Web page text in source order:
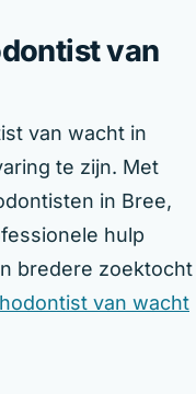
van
van wacht in
te zijn. Met
in Bree,
hulp
bredere zoektocht
van wacht